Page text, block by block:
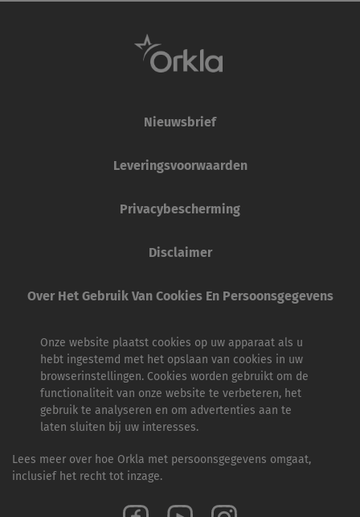
Nieuwsbrief
Leveringsvoorwaarden
Privacybescherming
Disclaimer
Over Het Gebruik Van Cookies En Persoonsgegevens
Onze website plaatst cookies op uw apparaat als u
hebt ingestemd met het opslaan van cookies in uw
browserinstellingen. Cookies worden gebruikt om de
functionaliteit van onze website te verbeteren, het
gebruik te analyseren en om advertenties aan te
laten sluiten bij uw interesses.
Lees meer over hoe Orkla met persoonsgegevens omgaat,
inclusief het recht tot inzage.